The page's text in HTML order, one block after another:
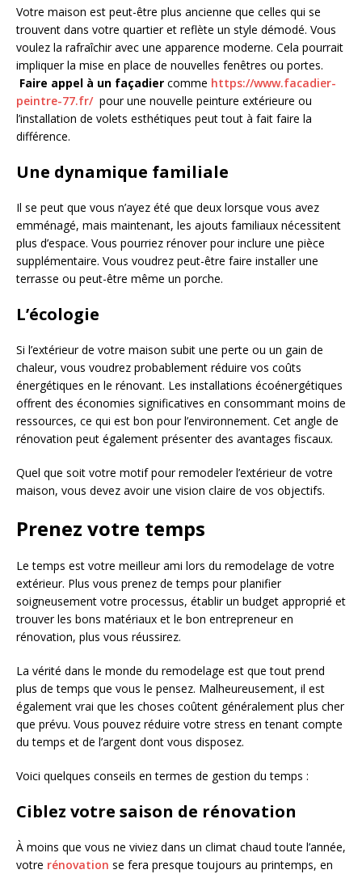
Votre maison est peut-être plus ancienne que celles qui se
trouvent dans votre quartier et reflète un style démodé. Vous
voulez la rafraîchir avec une apparence moderne. Cela pourrait
impliquer la mise en place de nouvelles fenêtres ou portes.
Faire appel à un façadier comme https://www.facadier-
peintre-77.fr/ pour une nouvelle peinture extérieure ou
l’installation de volets esthétiques peut tout à fait faire la
différence.
Une dynamique familiale
Il se peut que vous n’ayez été que deux lorsque vous avez
emménagé, mais maintenant, les ajouts familiaux nécessitent
plus d’espace. Vous pourriez rénover pour inclure une pièce
supplémentaire. Vous voudrez peut-être faire installer une
terrasse ou peut-être même un porche.
L’écologie
Si l’extérieur de votre maison subit une perte ou un gain de
chaleur, vous voudrez probablement réduire vos coûts
énergétiques en le rénovant. Les installations écoénergétiques
offrent des économies significatives en consommant moins de
ressources, ce qui est bon pour l’environnement. Cet angle de
rénovation peut également présenter des avantages fiscaux.
Quel que soit votre motif pour remodeler l’extérieur de votre
maison, vous devez avoir une vision claire de vos objectifs.
Prenez votre temps
Le temps est votre meilleur ami lors du remodelage de votre
extérieur. Plus vous prenez de temps pour planifier
soigneusement votre processus, établir un budget approprié et
trouver les bons matériaux et le bon entrepreneur en
rénovation, plus vous réussirez.
La vérité dans le monde du remodelage est que tout prend
plus de temps que vous le pensez. Malheureusement, il est
également vrai que les choses coûtent généralement plus cher
que prévu. Vous pouvez réduire votre stress en tenant compte
du temps et de l’argent dont vous disposez.
Voici quelques conseils en termes de gestion du temps :
Ciblez votre saison de rénovation
À moins que vous ne viviez dans un climat chaud toute l’année,
votre rénovation se fera presque toujours au printemps, en